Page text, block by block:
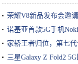
荣耀V8新品发布会邀
诺基亚首款5G手机
家轿王者归位，第七
三星Galaxy Z Fold2